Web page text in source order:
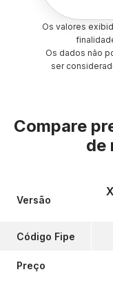
Os valores
Os dados não
ser
Compare
de
Versão
Código Fipe
Preço